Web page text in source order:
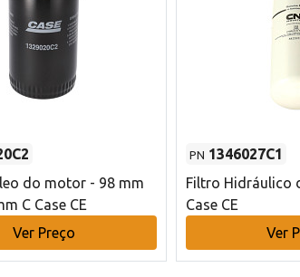
do motor - 98 mm
C Case CE
Ver Preço
PN 1346027C1
Filtro Hidráulico
Case CE
Ver